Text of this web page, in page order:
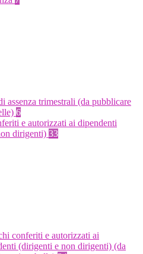
assenza trimestrali (da pubblicare
6
e autorizzati ai dipendenti
dirigenti) 33
conferiti e autorizzati ai
(dirigenti e non dirigenti) (da